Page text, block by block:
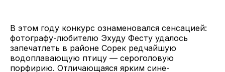
В этом году конкурс ознаменовался сенсацией:
фотографу-любителю Эхуду Фесту удалось
запечатлеть в районе Сорек редчайшую
водоплавающую птицу — сероголовую
порфирию. Отличающаяся ярким сине-